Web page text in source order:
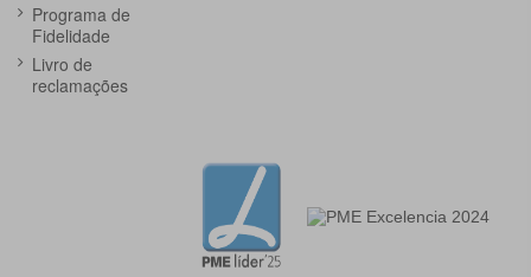
Programa de
Fidelidade
Livro de
reclamações